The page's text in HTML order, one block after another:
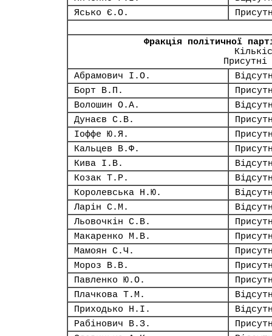
Ясько Є.О.
Фракція політичної
Абрамович І.О.
Борт В.П.
Волошин О.А.
Дунаєв С.В.
Іоффе Ю.Я.
Кальцев В.Ф.
Кива І.В.
Козак Т.Р.
Королевська Н.Ю.
Ларін С.М.
Льовочкін С.В.
Макаренко М.В.
Мамоян С.Ч.
Мороз В.В.
Павленко Ю.О.
Плачкова Т.М.
Приходько Н.І.
Рабінович В.З.